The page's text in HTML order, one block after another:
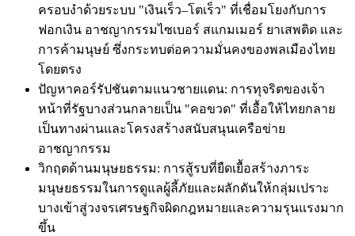
ครอบงำด้วยระบบ "เงินเร็ว–โตเร็ว" ที่เชื่อมโยงกับการ
ฟอกเงิน อาชญากรรมไซเบอร์ สแกมเมอร์ ยาเสพติด และ
การค้ามนุษย์ ซึ่งกระทบต่อความมั่นคงของพลเมืองไทย
โดยตรง
ปัญหาคอร์รัปชันตามแนวชายแดน: การทุจริตของเจ้า
หน้าที่รัฐบางส่วนกลายเป็น "คอขวด" ที่เอื้อให้ไทยกลาย
เป็นทางผ่านและโครงสร้างสนับสนุนเครือข่าย
อาชญากรรม
วิกฤตด้านมนุษยธรรม: การสู้รบที่ยืดเยื้อสร้างภาระ
มนุษยธรรมในการดูแลผู้ลี้ภัยและผลักดันให้กลุ่มเปราะ
บางเข้าสู่วงจรเศรษฐกิจผิดกฎหมายและความรุนแรงมาก
ขึ้น